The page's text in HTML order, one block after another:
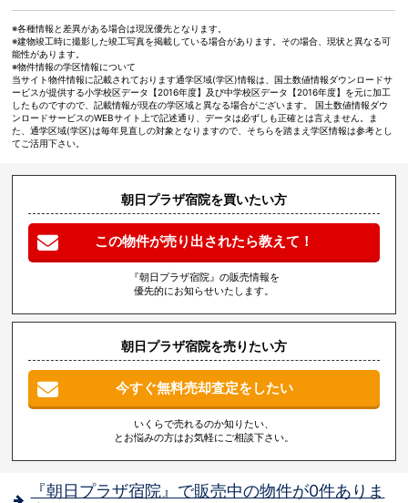
※各種情報と差異がある場合は現況優先となります。
※建物竣工時に撮影した竣工写真を掲載している場合があります。その場合、現状と異なる可
能性があります。
※物件情報の学区情報について
当サイト物件情報に記載されております通学区域(学区)情報は、国土数値情報ダウンロードサ
ービスが提供する小学校区データ【2016年度】及び中学校区データ【2016年度】を元に加工
したものですので、記載情報が現在の学区域と異なる場合がございます。 国土数値情報ダウ
ンロードサービスのWEBサイト上で記述通り、データは必ずしも正確とは言えません。ま
た、通学区域(学区)は毎年見直しの対象となりますので、そちらを踏まえ学区情報は参考とし
てご活用下さい。
朝日プラザ宿院を買いたい方
この物件が売り出されたら教えて！
『朝日プラザ宿院』の販売情報を
優先的にお知らせいたします。
朝日プラザ宿院を売りたい方
今すぐ無料売却査定をしたい
いくらで売れるのか知りたい、
とお悩みの方はお気軽にご相談下さい。
『朝日プラザ宿院』で販売中の物件が0件ありま